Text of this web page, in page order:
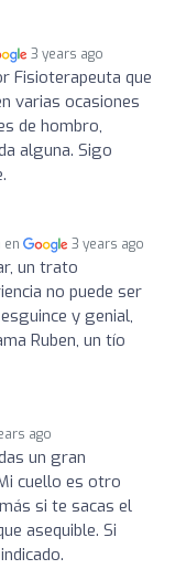
3 years ago
Fisioterapeuta que
varias ocasiones
de hombro,
alguna. Sigo
en 3 years ago
un trato
no puede ser
y genial,
Ruben, un tío
ago
un gran
cuello es otro
si te sacas el
asequible. Si